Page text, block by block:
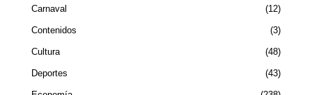
Carnaval 12
Contenidos 3
Cultura 48
Deportes 43